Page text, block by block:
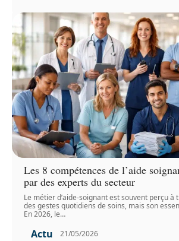
Les 8 compétences de l’aide
par des experts du secteur
Le métier d’aide-soignant est souvent perçu à
des gestes quotidiens de soins, mais son
En 2026, le…
Actu 21/05/2026